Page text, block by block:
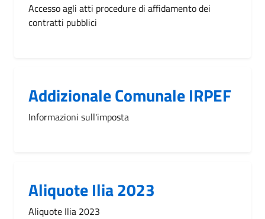
Accesso agli atti procedure di affidamento dei
contratti pubblici
Addizionale Comunale IRPEF
Informazioni sull'imposta
Aliquote Ilia 2023
Aliquote Ilia 2023